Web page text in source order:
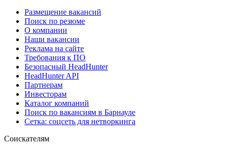
Размещение вакансий
Поиск по резюме
О компании
Наши вакансии
Реклама на сайте
Требования к ПО
Безопасный HeadHunter
HeadHunter API
Партнерам
Инвесторам
Каталог компаний
Поиск по вакансиям в Барнауле
Сетка: соцсеть для нетворкинга
Соискателям